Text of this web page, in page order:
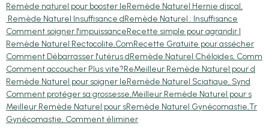
Remède naturel pour booster leRemède Naturel Hernie discal,
Remède Naturel Insuffisance dRemède Naturel : Insuffisance
Comment soigner l'impuissanceRecette simple pour agrandir l
Remède Naturel Rectocolite,ComRecette Gratuite pour assécher
Comment Débarrasser l'utérus dRemède Naturel Chéloïdes, Comm
Comment accoucher Plus vite?ReMeilleur Remède Naturel pour d
Remède Naturel pour soigner leRemède Naturel Sciatique, Synd
Comment protéger sa grossesse,Meilleur Remède Naturel pour s
Meilleur Remède Naturel pour sRemède Naturel Gynécomastie,Tr
Gynécomastie, Comment éliminer